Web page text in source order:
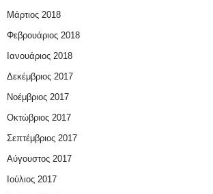
Μάρτιος 2018
Φεβρουάριος 2018
Ιανουάριος 2018
Δεκέμβριος 2017
Νοέμβριος 2017
Οκτώβριος 2017
Σεπτέμβριος 2017
Αύγουστος 2017
Ιούλιος 2017